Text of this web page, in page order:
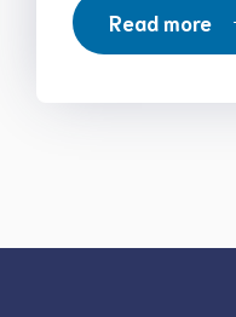
Read more